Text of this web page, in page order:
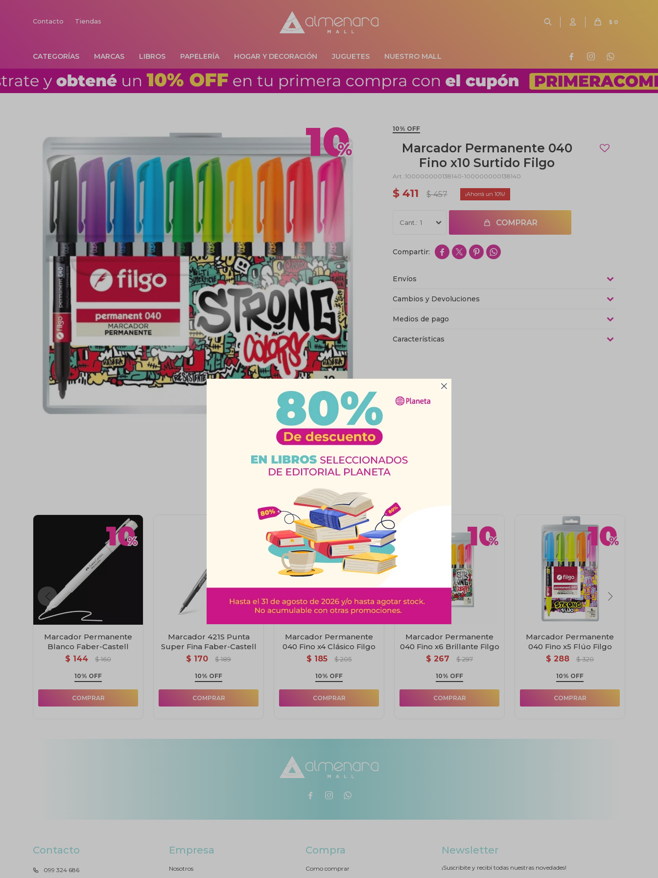

CATEGORÍAS MARCAS LIBROS PAPELERÍA HOGAR Y DECORACIÓN JUGUETES NUESTRO MALL
$ 0
  
Contacto Tiendas
10% OFF
Marcador Permanente 040
Fino x10 Surtido Filgo
100000000138140-100000000138140
$ 411 $ 457 10
1 COMPRAR
   
Envíos
Cambios y Devoluciones
Medios de pago
Características
Productos que te pueden interesar
Marcador Permanente
Blanco Faber-Castell
$ 144 $ 160
10% OFF
Marcador 421S Punta
Super Fina Faber-Castell
$ 170 $ 189
10% OFF
Marcador Permanente
040 Fino x4 Clásico Filgo
$ 185 $ 205
10% OFF
Marcador Permanente
040 Fino x6 Brillante Filgo
$ 267 $ 297
10% OFF
Marcador Permanente
040 Fino x5 Flúo Filgo
$ 288 $ 320
10% OFF
  
Contacto
099 324 686
Empresa
Nosotros
Compra
Como comprar
Newsletter
¡Suscribite y recibí todas nuestras novedades!